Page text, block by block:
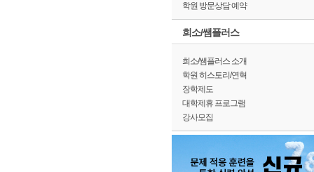
학원 방문상담 예약
희소/쌤플러스
희소/쌤플러스 소개
학원 히스토리/연혁
장학제도
대학제휴 프로그램
강사모집